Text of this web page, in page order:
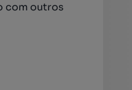
com outros